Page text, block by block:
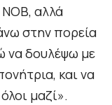
ΝΟΒ, αλλά
στην πορεία
να δουλέψω με
και να
μαζί».